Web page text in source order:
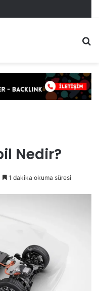
...
Nedir?
1 dakika okuma süresi